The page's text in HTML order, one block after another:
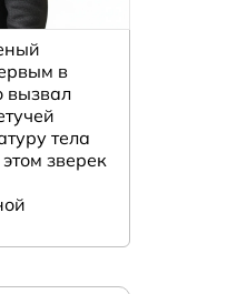
в
вызвал
тела
зверек